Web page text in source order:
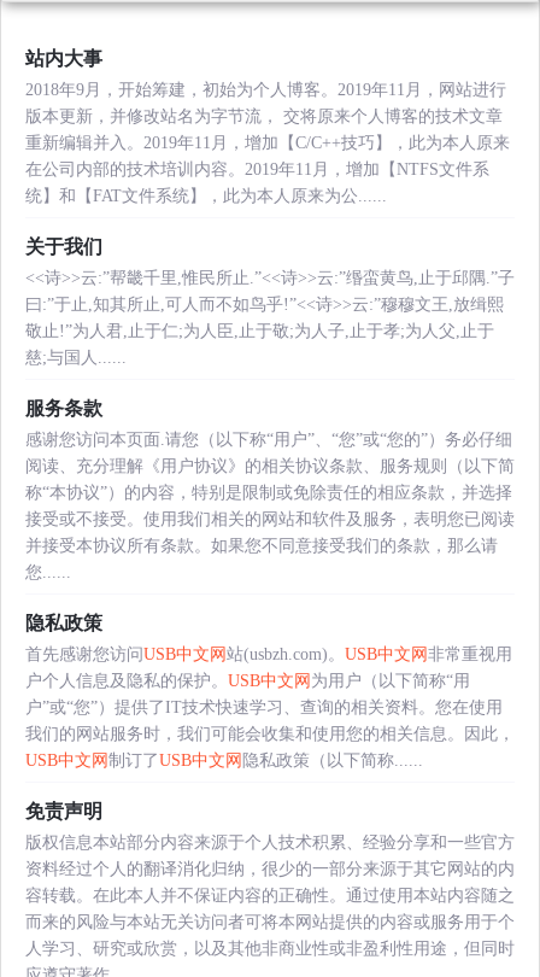
站内大事
2018年9月，开始筹建，初始为个人博客。2019年11月，网站进行
版本更新，并修改站名为字节流， 交将原来个人博客的技术文章
重新编辑并入。2019年11月，增加【C/C++技巧】，此为本人原来
在公司内部的技术培训内容。2019年11月，增加【NTFS文件系
统】和【FAT文件系统】，此为本人原来为公......
关于我们
<<诗>>云:”帮畿千里,惟民所止.”<<诗>>云:”缗蛮黄鸟,止于邱隅.”子
曰:”于止,知其所止,可人而不如鸟乎!”<<诗>>云:”穆穆文王,放缉熙
敬止!”为人君,止于仁;为人臣,止于敬;为人子,止于孝;为人父,止于
慈;与国人......
服务条款
感谢您访问本页面.请您（以下称“用户”、“您”或“您的”）务必仔细
阅读、充分理解《用户协议》的相关协议条款、服务规则（以下简
称“本协议”）的内容，特别是限制或免除责任的相应条款，并选择
接受或不接受。使用我们相关的网站和软件及服务，表明您已阅读
并接受本协议所有条款。如果您不同意接受我们的条款，那么请
您......
隐私政策
首先感谢您访问USB中文网 站(usbzh.com)。 USB中文网 非常重视用
户个人信息及隐私的保护。 USB中文网 为用户（以下简称“用
户”或“您”）提供了IT技术快速学习、查询的相关资料。您在使用
我们的网站服务时，我们可能会收集和使用您的相关信息。因此，
USB中文网 制订了USB中文网 隐私政策（以下简称......
免责声明
版权信息本站部分内容来源于个人技术积累、经验分享和一些官方
资料经过个人的翻译消化归纳，很少的一部分来源于其它网站的内
容转载。在此本人并不保证内容的正确性。通过使用本站内容随之
而来的风险与本站无关访问者可将本网站提供的内容或服务用于个
人学习、研究或欣赏，以及其他非商业性或非盈利性用途，但同时